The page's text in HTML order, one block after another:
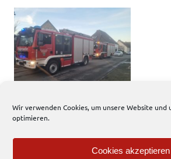
Wir verwenden Cookies, um unsere Website und
optimieren.
Cookies akzeptieren
248 total views